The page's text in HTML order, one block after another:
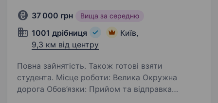
37 000 грн Вища за середню
1001 дрібниця
Київ,
9,3 км від центру
Повна зайнятість. Також готові взяти
студента. Місце роботи: Велика Окружна
дорога Обов’язки: Прийом та відправка